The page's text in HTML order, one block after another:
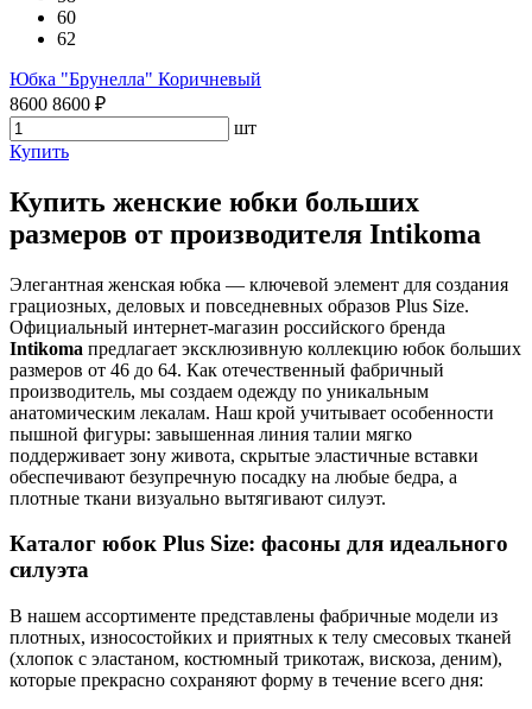
60
62
Юбка "Брунелла" Коричневый
8600 8600 ₽
шт
Купить
Купить женские юбки больших
размеров от производителя Intikoma
Элегантная женская юбка — ключевой элемент для создания
грациозных, деловых и повседневных образов Plus Size.
Официальный интернет-магазин российского бренда
Intikoma предлагает эксклюзивную коллекцию юбок больших
размеров от 46 до 64. Как отечественный фабричный
производитель, мы создаем одежду по уникальным
анатомическим лекалам. Наш крой учитывает особенности
пышной фигуры: завышенная линия талии мягко
поддерживает зону живота, скрытые эластичные вставки
обеспечивают безупречную посадку на любые бедра, а
плотные ткани визуально вытягивают силуэт.
Каталог юбок Plus Size: фасоны для идеального
силуэта
В нашем ассортименте представлены фабричные модели из
плотных, износостойких и приятных к телу смесовых тканей
(хлопок с эластаном, костюмный трикотаж, вискоза, деним),
которые прекрасно сохраняют форму в течение всего дня: